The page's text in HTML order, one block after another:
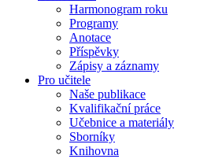
Harmonogram roku
Programy
Anotace
Příspěvky
Zápisy a záznamy
Pro učitele
Naše publikace
Kvalifikační práce
Učebnice a materiály
Sborníky
Knihovna